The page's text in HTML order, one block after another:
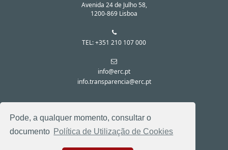
Pode, a qualquer momento, consultar o
documento Política de Utilização de Cookies
Avenida 24 de Julho 58,
1200-869 Lisboa
TEL: +351 210 107 000
info@erc.pt
info.transparencia@erc.pt